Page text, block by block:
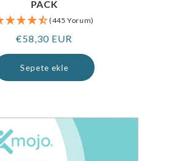
PACK
(445 Yorum)
Normal
fiyat
€58,30 EUR
Sepete ekle